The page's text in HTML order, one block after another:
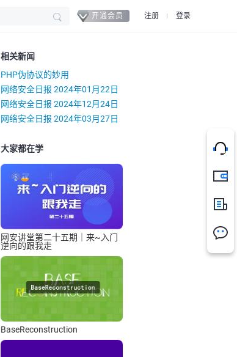
开通会员 注册 登录
相关新闻
PHP伪协议的妙用
网络安全日报 2024年01月22日
网络安全日报 2024年12月24日
网络安全日报 2024年03月27日
大家都在学
网安讲堂第二十五期｜来~入门
逆向的跟我走
BaseReconstruction